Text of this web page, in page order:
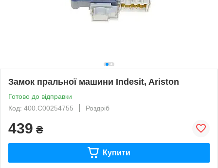
Замок пральної машини Indesit, Ariston
Готово до відправки
Код: 400.C00254755
Роздріб
439 ₴
Купити